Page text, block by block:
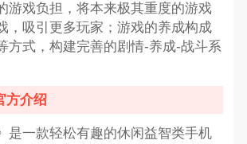
游戏负担，将本来极其重度的游戏
，吸引更多玩家；游戏的养成构成
方式，构建完善的剧情-养成-战斗系
方介绍
是一款轻松有趣的休闲益智类手机